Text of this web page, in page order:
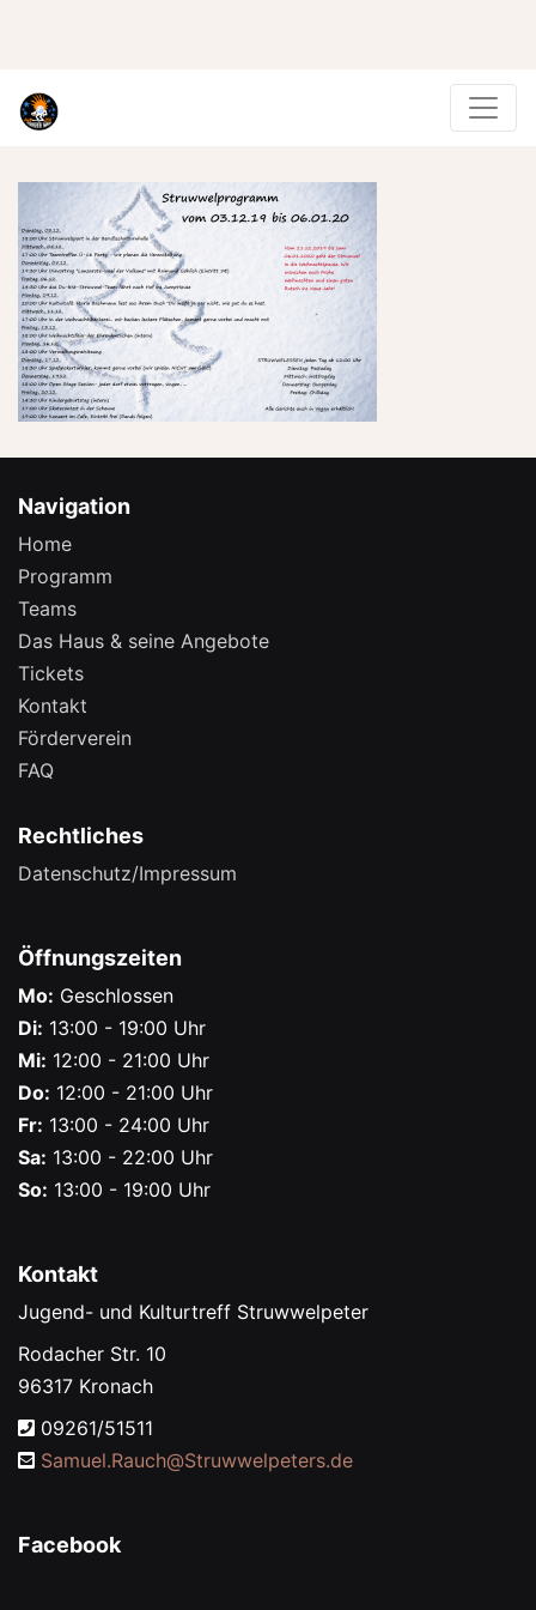
Navigation
Home
Programm
Teams
Das Haus & seine Angebote
Tickets
Kontakt
Förderverein
FAQ
Rechtliches
Datenschutz/Impressum
Öffnungszeiten
Mo: Geschlossen
Di: 13:00 - 19:00 Uhr
Mi: 12:00 - 21:00 Uhr
Do: 12:00 - 21:00 Uhr
Fr: 13:00 - 24:00 Uhr
Sa: 13:00 - 22:00 Uhr
So: 13:00 - 19:00 Uhr
Kontakt
Jugend- und Kulturtreff Struwwelpeter
Rodacher Str. 10
96317 Kronach
09261/51511
Samuel.Rauch@Struwwelpeters.de
Facebook